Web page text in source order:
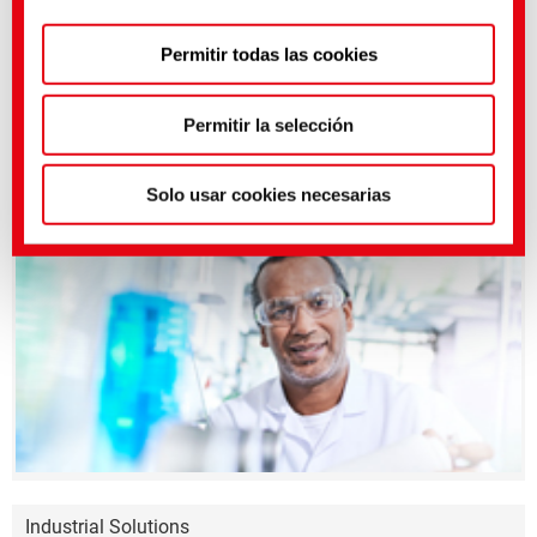
Puedes hacer ajustes más precisos aquí o en nuestra
política de privacidad.(Impresión)
Permitir todas las cookies
Permitir la selección
Solo usar cookies necesarias
Industrial Solutions